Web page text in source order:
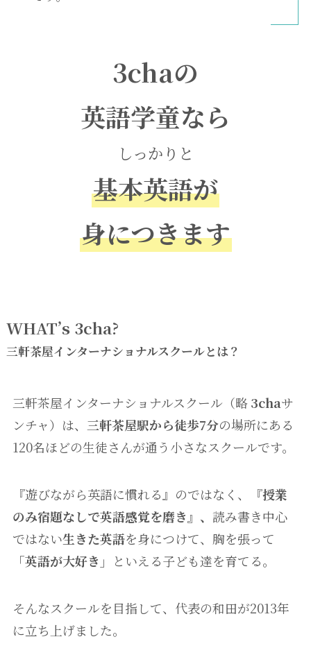
3chaの
英語学童なら
しっかりと
基本英語が
身につきます
WHAT’s 3cha?
三軒茶屋インターナショナルスクールとは？
三軒茶屋インターナショナルスクール（略3chaサ
ンチャ）は、 三軒茶屋駅から徒歩7分の場所にある
120名ほどの生徒さんが通う小さなスクールです。
『遊びながら英語に慣れる』のではなく、 『授業
のみ宿題なしで英語感覚を磨き』 、 読み書き中心
ではない生きた英語を身につけて、胸を張って
「英語が大好き」
といえる子ども達を育てる。
そんなスクールを目指して、代表の和田が2013年
に立ち上げました。